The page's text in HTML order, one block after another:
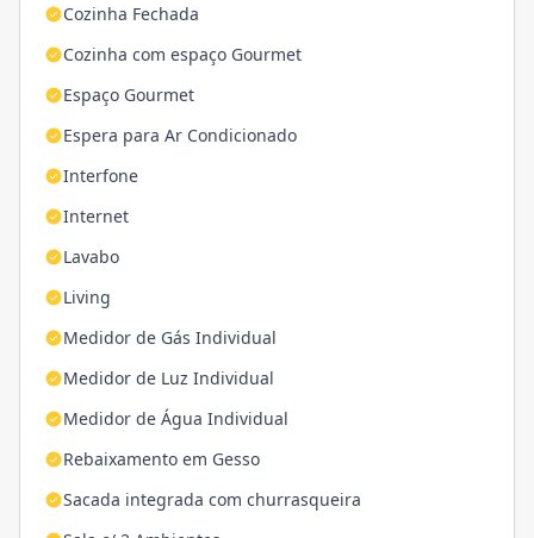
Cozinha Fechada
Cozinha com espaço Gourmet
Espaço Gourmet
Espera para Ar Condicionado
Interfone
Internet
Lavabo
Living
Medidor de Gás Individual
Medidor de Luz Individual
Medidor de Água Individual
Rebaixamento em Gesso
Sacada integrada com churrasqueira